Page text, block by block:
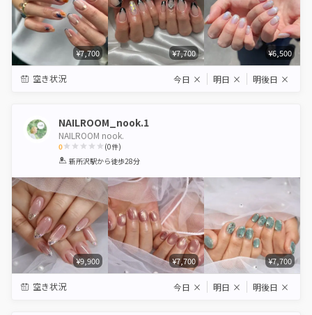
¥7,700 ¥7,700 ¥6,500
空き状況 今日 × 明日 × 明後日 ×
NAILROOM_nook.1
NAILROOM nook.
0
1 2 3 4 5
(0件)
新所沢駅から徒歩28分
¥9,900 ¥7,700 ¥7,700
空き状況 今日 × 明日 × 明後日 ×